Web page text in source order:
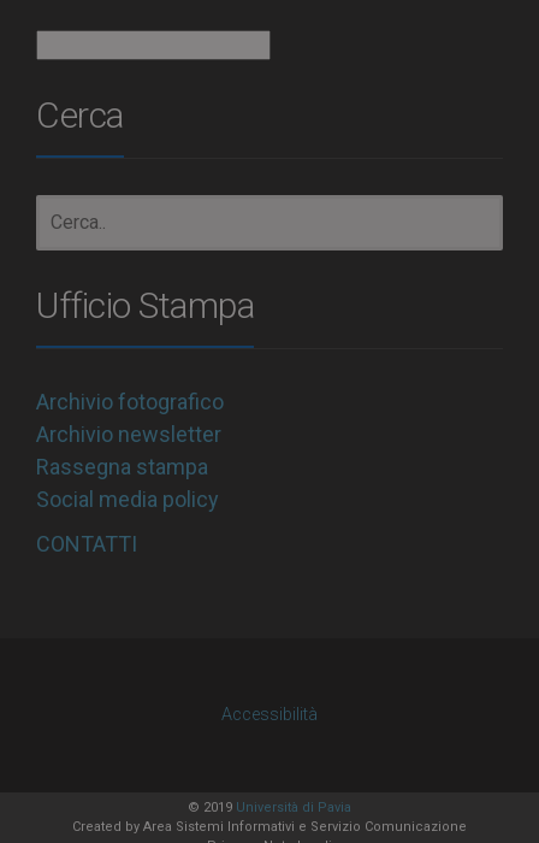
Cerca
Ufficio Stampa
Archivio fotografico
Archivio newsletter
Rassegna stampa
Social media policy
CONTATTI
Accessibilità
© 2019 Università di Pavia
Created by Area Sistemi Informativi e Servizio Comunicazione